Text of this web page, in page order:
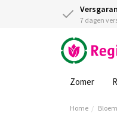
7 dagen
Zomer
Home